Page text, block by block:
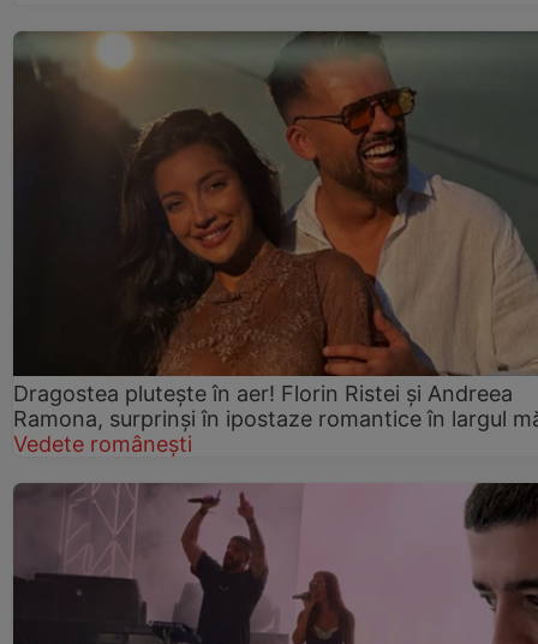
Dragostea plutește în aer! Florin Ristei și Andreea
Ramona, surprinși în ipostaze romantice în largul
Vedete românești